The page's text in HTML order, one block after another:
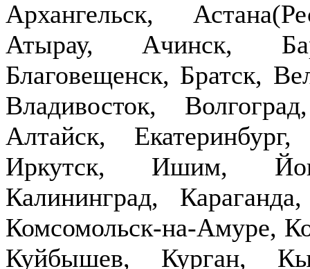
Архангельск,
Атырау, Ачинск,
Благовещенск, Братск,
Владивосток,
Алтайск,
Иркутск, Ишим,
Калининград,
Комсомольск-на-Амуре,
Куйбышев, Курган,